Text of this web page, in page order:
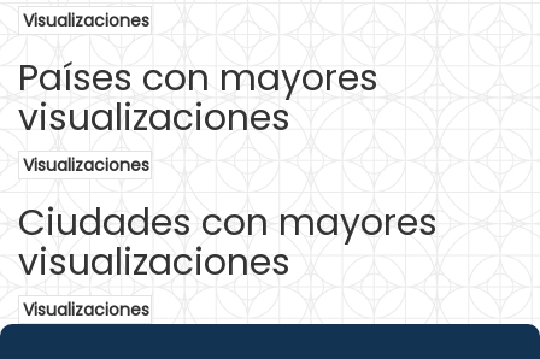
Visualizaciones
Países con mayores
visualizaciones
Visualizaciones
Ciudades con mayores
visualizaciones
Visualizaciones